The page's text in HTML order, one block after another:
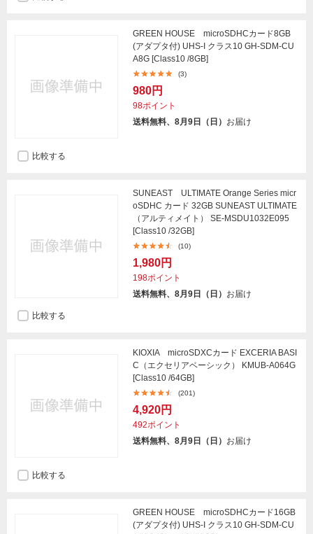
GREEN HOUSE microSDHCカード8GB
(アダプタ付) UHS-I クラス10 GH-SDM-CU
A8G [Class10 /8GB]
(3)
980円
98ポイント
送料無料、8月9日（日） お届け
比較する
SUNEAST ULTIMATE Orange Series micr
oSDHC カード 32GB SUNEAST ULTIMATE
（アルティメイト） SE-MSDU1032E095
[Class10 /32GB]
(10)
1,980円
198ポイント
送料無料、8月9日（日） お届け
比較する
KIOXIA microSDXCカード EXCERIA BASI
C（エクセリアベーシック） KMUB-A064G
[Class10 /64GB]
(201)
4,920円
492ポイント
送料無料、8月9日（日） お届け
比較する
GREEN HOUSE microSDHCカード16GB
(アダプタ付) UHS-I クラス10 GH-SDM-CU